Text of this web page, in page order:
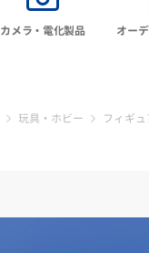
カメラ・電化製品 オー
玩具・ホビー フィギ